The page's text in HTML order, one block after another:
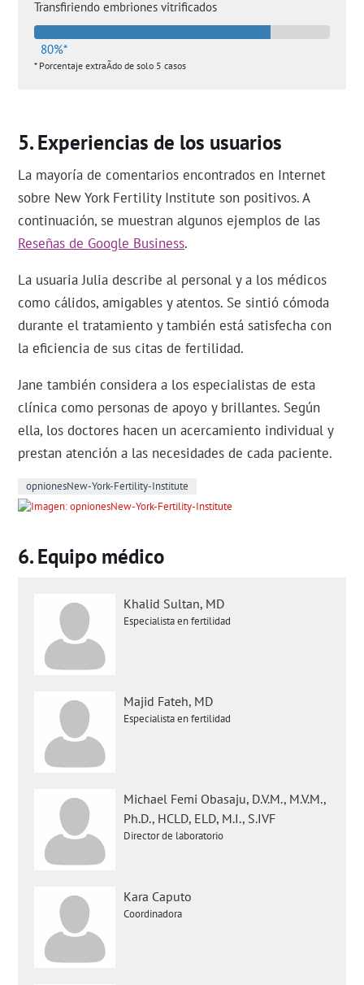
Transfiriendo embriones vitrificados
80%*
* Porcentaje extraÃ­do de solo 5 casos
Experiencias de los usuarios
La mayoría de comentarios encontrados en Internet
sobre New York Fertility Institute son positivos. A
continuación, se muestran algunos ejemplos de las
Reseñas de Google Business.
La usuaria Julia describe al personal y a los médicos
como cálidos, amigables y atentos. Se sintió cómoda
durante el tratamiento y también está satisfecha con
la eficiencia de sus citas de fertilidad.
Jane también considera a los especialistas de esta
clínica como personas de apoyo y brillantes. Según
ella, los doctores hacen un acercamiento individual y
prestan atención a las necesidades de cada paciente.
opnionesNew-York-Fertility-Institute
Equipo médico
Khalid Sultan, MD
Especialista en fertilidad
Majid Fateh, MD
Especialista en fertilidad
Michael Femi Obasaju, D.V.M., M.V.M.,
Ph.D., HCLD, ELD, M.I., S.IVF
Director de laboratorio
Kara Caputo
Coordinadora